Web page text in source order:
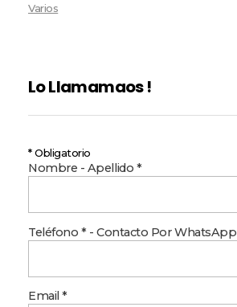
Varios
Lo Llamamaos !
* Obligatorio
Nombre - Apellido *
Teléfono * - Contacto Por WhatsApp
Email *